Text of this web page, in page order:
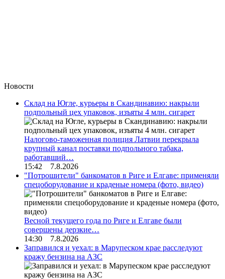
Новости
Склад на Югле, курьеры в Скандинавию: накрыли
подпольный цех упаковок, изъяты 4 млн. сигарет
Налогово-таможенная полиция Латвии перекрыла
крупный канал поставки подпольного табака,
работавший…
15:42 7.8.2026
"Потрошители" банкоматов в Риге и Елгаве: применяли
спецоборудование и краденые номера (фото, видео)
Весной текущего года по Риге и Елгаве были
совершены дерзкие…
14:30 7.8.2026
Заправился и уехал: в Марупеском крае расследуют
кражу бензина на АЗС